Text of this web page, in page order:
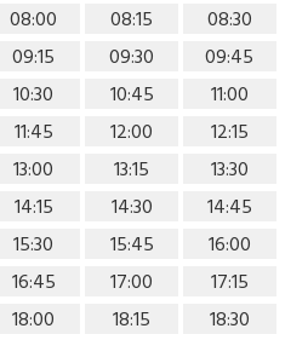
08:00 08:15
08:30
09:15 09:30
09:45
10:30 10:45
11:00
11:45 12:00
12:15
13:00 13:15
13:30
14:15 14:30
14:45
15:30 15:45
16:00
16:45 17:00
17:15
18:00 18:15
18:30